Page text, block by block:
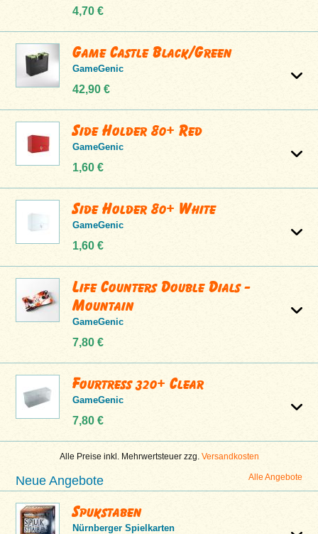
4,70 €
Game Castle Black/Green
GameGenic
42,90 €
Side Holder 80+ Red
GameGenic
1,60 €
Side Holder 80+ White
GameGenic
1,60 €
Life Counters Double Dials -
Mountain
GameGenic
7,80 €
Fourtress 320+ Clear
GameGenic
7,80 €
Alle Preise inkl. Mehrwertsteuer zzg. Versandkosten
Alle Angebote
Neue Angebote
Spukstaben
Nürnberger Spielkarten